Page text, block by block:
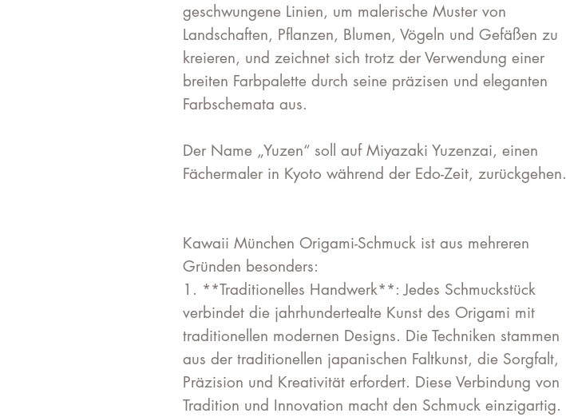
geschwungene Linien, um malerische Muster von
Landschaften, Pflanzen, Blumen, Vögeln und Gefäßen zu
kreieren, und zeichnet sich trotz der Verwendung einer
breiten Farbpalette durch seine präzisen und eleganten
Farbschemata aus.
Der Name „Yuzen“ soll auf Miyazaki Yuzenzai, einen
Fächermaler in Kyoto während der Edo-Zeit, zurückgehen.
Kawaii München Origami-Schmuck ist aus mehreren
Gründen besonders:
1. **Traditionelles Handwerk**: Jedes Schmuckstück
verbindet die jahrhundertealte Kunst des Origami mit
traditionellen modernen Designs. Die Techniken stammen
aus der traditionellen japanischen Faltkunst, die Sorgfalt,
Präzision und Kreativität erfordert. Diese Verbindung von
Tradition und Innovation macht den Schmuck einzigartig.